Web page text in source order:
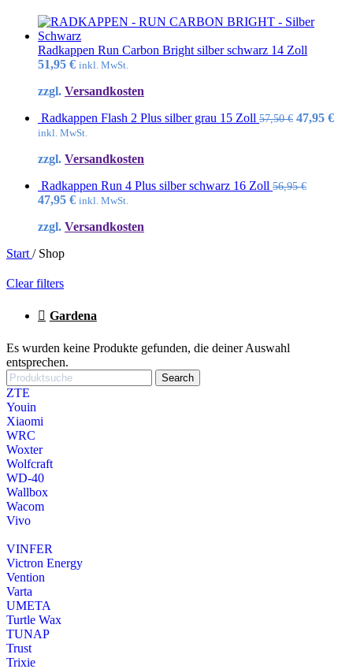
Radkappen Run Carbon Bright silber schwarz 14 Zoll
51,95 € inkl. MwSt.
zzgl. Versandkosten
Radkappen Flash 2 Plus silber grau 15 Zoll 57,50€ 47,95 €
inkl. MwSt.
zzgl. Versandkosten
Radkappen Run 4 Plus silber schwarz 16 Zoll 56,95€
Ursprünglicher
war:
47,95 €Aktueller
ist:
inkl. MwSt.
zzgl. Versandkosten
Start / Shop
Clear filters
Gardena
Es wurden keine Produkte gefunden, die deiner Auswahl
entsprechen.
Search
ZTE
Youin
Xiaomi
WRC
Woxter
Wolfcraft
WD-40
Wallbox
Wacom
Vivo
VINFER
Victron Energy
Vention
Varta
UMETA
Turtle Wax
TUNAP
Trust
Trixie